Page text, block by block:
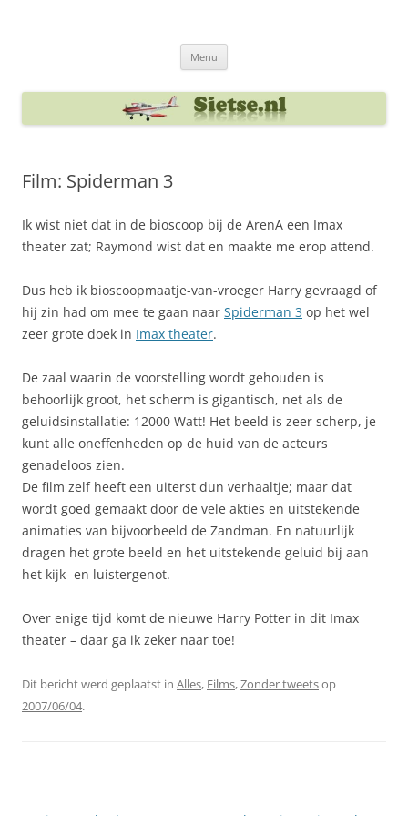
Menu
Film: Spiderman 3
Ik wist niet dat in de bioscoop bij de ArenA een Imax
theater zat; Raymond wist dat en maakte me erop attend.
Dus heb ik bioscoopmaatje-van-vroeger Harry gevraagd of
hij zin had om mee te gaan naar Spiderman 3 op het wel
zeer grote doek in Imax theater.
De zaal waarin de voorstelling wordt gehouden is
behoorlijk groot, het scherm is gigantisch, net als de
geluidsinstallatie: 12000 Watt! Het beeld is zeer scherp, je
kunt alle oneffenheden op de huid van de acteurs
genadeloos zien.
De film zelf heeft een uiterst dun verhaaltje; maar dat
wordt goed gemaakt door de vele akties en uitstekende
animaties van bijvoorbeeld de Zandman. En natuurlijk
dragen het grote beeld en het uitstekende geluid bij aan
het kijk- en luistergenot.
Over enige tijd komt de nieuwe Harry Potter in dit Imax
theater – daar ga ik zeker naar toe!
Dit bericht werd geplaatst in Alles, Films,Zonder tweetsop
2007/06/04.